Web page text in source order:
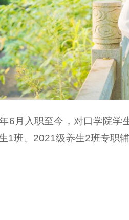
6月入职至今，对口学院
班、2021级养生2班专职辅